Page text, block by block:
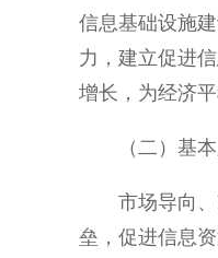
信息基础设施
力，建立促进
增长，为经济
（二）基
市场导向
垒，促进信息